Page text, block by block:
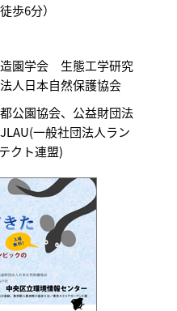
歩6分）
園学会 生態工学研究
人日本自然保護協会
公園協会、公益財団法
一般社団法人ラン
クト連盟)